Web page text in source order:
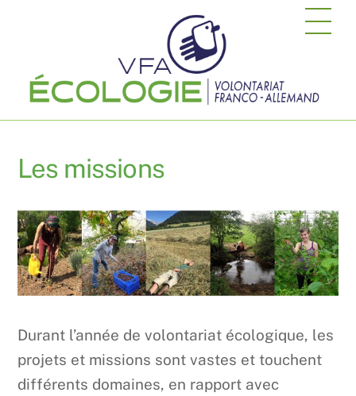
Les missions
Durant l’année de volontariat écologique, les
projets et missions sont vastes et touchent
différents domaines, en rapport avec